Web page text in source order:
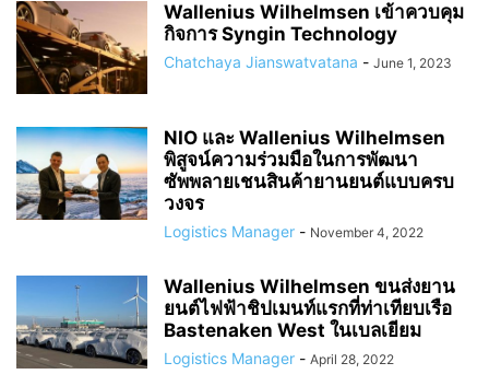
Wallenius Wilhelmsen เข้าควบคุม
กิจการ Syngin Technology
Chatchaya Jianswatvatana - June 1, 2023
NIO และ Wallenius Wilhelmsen
พิสูจน์ความร่วมมือในการพัฒนา
ซัพพลายเชนสินค้ายานยนต์แบบครบ
วงจร
Logistics Manager - November 4, 2022
Wallenius Wilhelmsen ขนส่งยาน
ยนต์ไฟฟ้าชิปเมนท์แรกที่ท่าเทียบเรือ
Bastenaken West ในเบลเยียม
Logistics Manager - April 28, 2022